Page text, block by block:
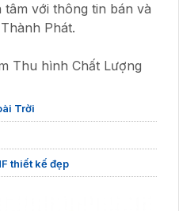
với thông tin bán và
Phát.
Thu hình Chất Lượng
Trời
thiết kế đẹp